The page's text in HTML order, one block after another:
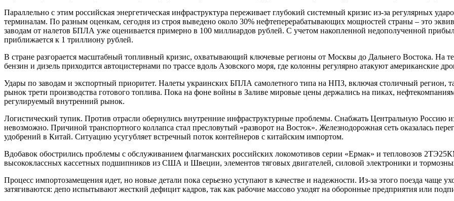
Параллельно с этим российская энергетическая инфраструктура переживает глубокий системный кризис из-за регулярных
терминалам. По разным оценкам, сегодня из строя выведено около 30% нефтеперерабатывающих мощностей страны – это
заводам от налетов БПЛА уже оценивается примерно в 100 миллиардов рублей. С учетом накопленной недополученной
приближается к 1 триллиону рублей.
В стране разгорается масштабный топливный кризис, охватывающий ключевые регионы от Москвы до Дальнего Востока. На
бензин и дизель приходится автоцистернами по трассе вдоль Азовского моря, где колонны регулярно атакуют американские
Удары по заводам и экспортный приоритет. Налеты украинских БПЛА самолетного типа на НПЗ, включая столичный регион,
рынок трети производства готового топлива. Пока на фоне войны в Заливе мировые цены держались на пиках,
регулируемый внутренний рынок.
Логистический тупик. Против отрасли обернулись внутренние инфраструктурные проблемы. Снабжать Центральную
невозможно. Причиной транспортного коллапса стал пресловутый «разворот на Восток». Железнодорожная сеть оказалась
удобрений в Китай. Ситуацию усугубляет встречный поток контейнеров с китайским импортом.
Вдобавок обострились проблемы с обслуживанием флагманских российских локомотивов серии «Ермак» и тепловозов
высококлассных кассетных подшипников из США и Швеции, элементов тяговых двигателей, силовой электроники и
Процесс импортозамещения идет, но новые детали пока серьезно уступают в качестве и надежности. Из-за этого поезда чаще
затягиваются: депо испытывают жесткий дефицит кадров, так как рабочие массово уходят на оборонные предприятия или